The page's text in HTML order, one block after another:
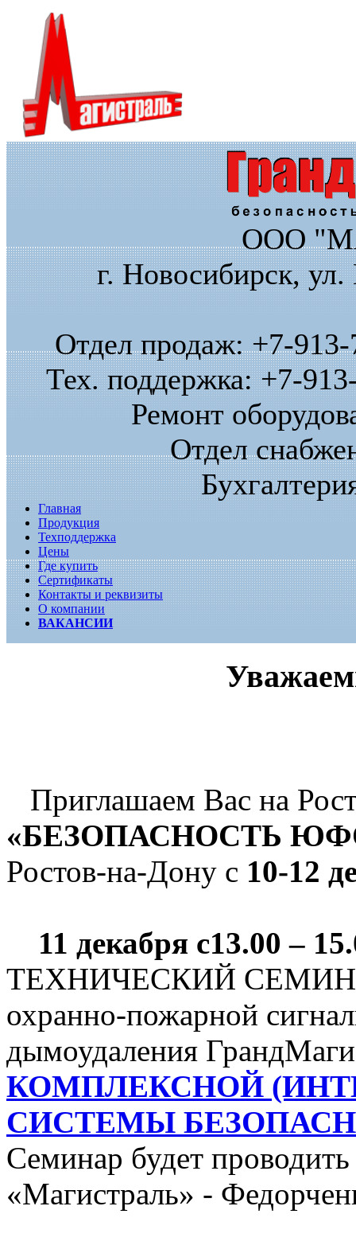
ООО
г. Новосибирск,
Отдел продаж: +7-
Тех. поддержка: +7-
Ремонт
Отдел
Главная
Продукция
Техподдержка
Цены
Где купить
Сертификаты
Контакты и реквизиты
О компании
ВАКАНСИИ
Приглашаем Вас на
«БЕЗОПАСНОСТЬ
Ростов-на-Дону с 10-12
11 декабря с13.00 –
ТЕХНИЧЕСКИЙ
охранно-пожарной
дымоудаления
КОМПЛЕКСНОЙ
СИСТЕМЫ
Семинар будет
«Магистраль» -